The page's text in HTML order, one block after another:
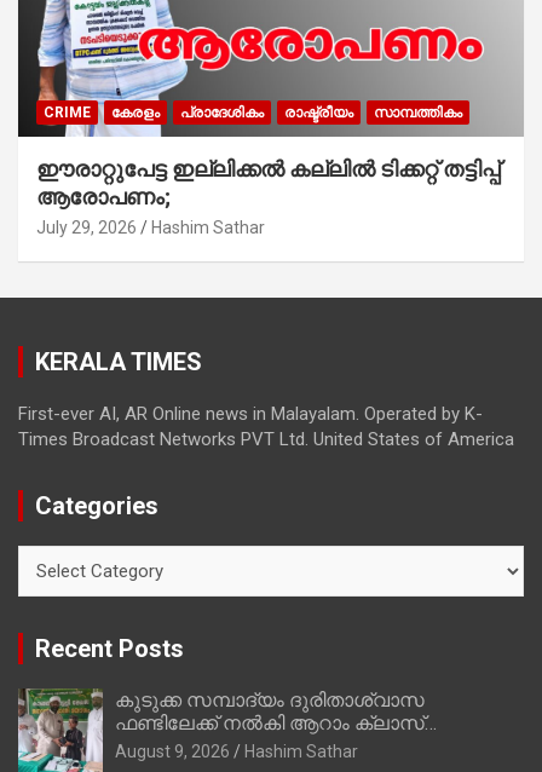
CRIME കേരളം പ്രാദേശികം രാഷ്ട്രീയം സാമ്പത്തികം
ഈരാറ്റുപേട്ട ഇല്ലിക്കൽ കല്ലിൽ ടിക്കറ്റ് തട്ടിപ്പ്
ആരോപണം;
July 29, 2026 Hashim Sathar
KERALA TIMES
First-ever AI, AR Online news in Malayalam. Operated by K-
Times Broadcast Networks PVT Ltd. United States of America
Categories
Recent Posts
കുടുക്ക സമ്പാദ്യം ദുരിതാശ്വാസ
ഫണ്ടിലേക്ക് നൽകി ആറാം ക്ലാസ്
വിദ്യാർത്ഥി അമാൻ
August 9, 2026 Hashim Sathar